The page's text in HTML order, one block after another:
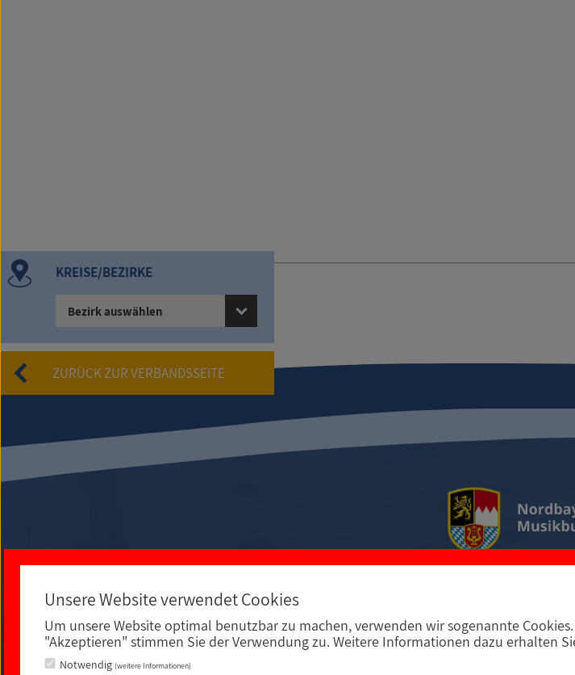
KREISE/BEZIRKE
Bezirk auswählen
ZURÜCK ZUR VERBANDSSEITE
An der Spielleite 12 D-97294 Unterpleichfeld
Unsere Website verwendet Cookies
Um unsere Website optimal benutzbar zu machen, verwenden wir sogenannte
"Akzeptieren" stimmen Sie der Verwendung zu. Weitere Informationen dazu erhalten
Notwendig (weitere Informationen)